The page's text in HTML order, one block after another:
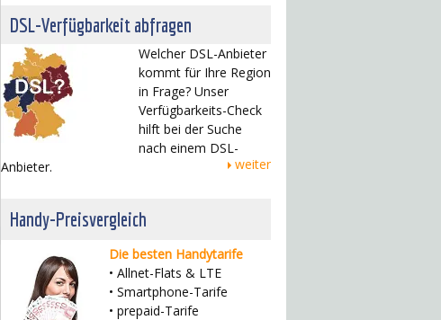
DSL-Verfügbarkeit abfragen
Welcher DSL-Anbieter
kommt für Ihre Region
in Frage? Unser
Verfügbarkeits-Check
hilft bei der Suche
nach einem DSL-
Anbieter.
weiter
Handy-Preisvergleich
Die besten Handytarife
• Allnet-Flats & LTE
• Smartphone-Tarife
• prepaid-Tarife